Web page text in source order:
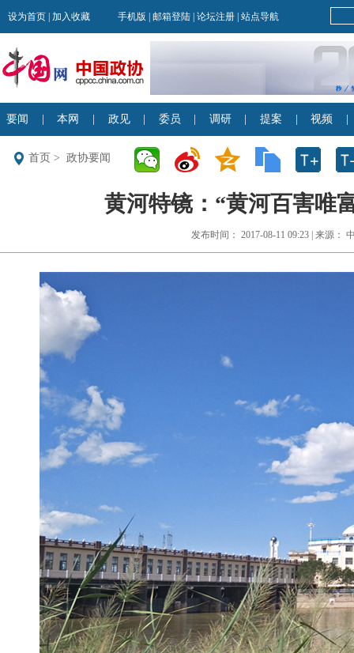
首页 > 政协要闻
黄河特镜：“黄河百害唯
发布时间： 2017-08-11 09:23 | 来源：